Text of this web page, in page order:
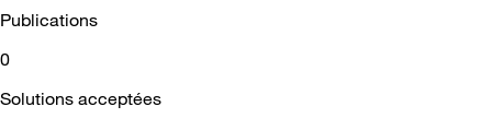
Publications
0
Solutions acceptées